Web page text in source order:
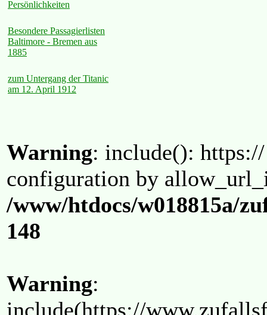
Persönlichkeiten
Besondere Passagierlisten
Baltimore - Bremen aus
1885
zum Untergang der Titanic
am 12. April 1912
Warning: include():
configuration by
/www/htdocs/w018815a/
148
Warning:
include(https://